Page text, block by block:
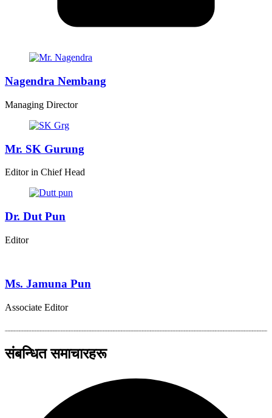
Nagendra Nembang
Managing Director
Mr. SK Gurung
Editor in Chief Head
Dr. Dut Pun
Editor
Ms. Jamuna Pun
Associate Editor
संबन्धित समाचारहरू